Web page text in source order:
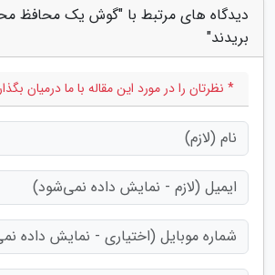
دیدگاه های مرتبط با "گوش یک محافظ
بریدند"
* نظرتان را در مورد این مقاله با ما درمیان